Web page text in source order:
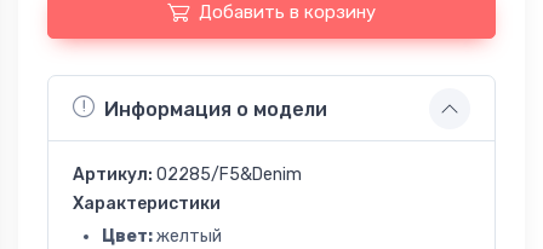
Добавить в корзину
Информация о модели
Артикул: 02285/F5&Denim
Характеристики
Цвет:желтый